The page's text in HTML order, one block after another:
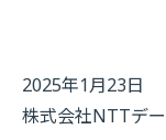
2025年1月23日
株式会社NTTデ